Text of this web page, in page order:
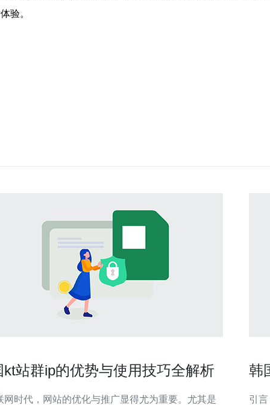
验。
kt站群ip的优势与使用技巧全解析
网时代，网站的优化与推广显得尤为重要。尤其是
韩
引